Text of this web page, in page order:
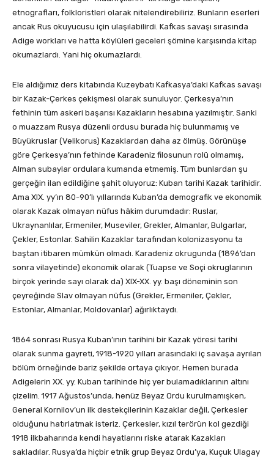
etnografları, folkloristleri olarak nitelendirebiliriz. Bunların eserleri
ancak Rus okuyucusu için ulaşılabilirdi. Kafkas savaşı sırasında
Adige workları ve hatta köylüleri geceleri şömine karşısında kitap
okumazlardı. Yani hiç okumazlardı.
Ele aldığımız ders kitabında Kuzeybatı Kafkasya’daki Kafkas savaşı
bir Kazak-Çerkes çekişmesi olarak sunuluyor. Çerkesya’nın
fethinin tüm askeri başarısı Kazakların hesabına yazılmıştır. Sanki
o muazzam Rusya düzenli ordusu burada hiç bulunmamış ve
Büyükruslar (Velikorus) Kazaklardan daha az ölmüş. Görünüşe
göre Çerkesya’nın fethinde Karadeniz filosunun rolü olmamış,
Alman subaylar ordulara kumanda etmemiş. Tüm bunlardan şu
gerçeğin ilan edildiğine şahit oluyoruz: Kuban tarihi Kazak tarihidir.
Ama XIX. yy’ın 80-90’lı yıllarında Kuban’da demografik ve ekonomik
olarak Kazak olmayan nüfus hâkim durumdadır: Ruslar,
Ukraynanlılar, Ermeniler, Museviler, Grekler, Almanlar, Bulgarlar,
Çekler, Estonlar. Sahilin Kazaklar tarafından kolonizasyonu ta
baştan itibaren mümkün olmadı. Karadeniz okrugunda (1896’dan
sonra vilayetinde) ekonomik olarak (Tuapse ve Soçi okruglarının
birçok yerinde sayı olarak da) XIX-XX. yy. başı döneminin son
çeyreğinde Slav olmayan nüfus (Grekler, Ermeniler, Çekler,
Estonlar, Almanlar, Moldovanlar) ağırlıktaydı.
1864 sonrası Rusya Kuban’ının tarihini bir Kazak yöresi tarihi
olarak sunma gayreti, 1918-1920 yılları arasındaki iç savaşa ayrılan
bölüm örneğinde bariz şekilde ortaya çıkıyor. Hemen burada
Adigelerin XX. yy. Kuban tarihinde hiç yer bulamadıklarının altını
çizelim. 1917 Ağustos’unda, henüz Beyaz Ordu kurulmamışken,
General Kornilov’un ilk destekçilerinin Kazaklar değil, Çerkesler
olduğunu hatırlatmak isteriz. Çerkesler, kızıl terörün kol gezdiği
1918 ilkbaharında kendi hayatlarını riske atarak Kazakları
sakladılar. Rusya’da hiçbir etnik grup Beyaz Ordu’ya, Kuçuk Ulagay